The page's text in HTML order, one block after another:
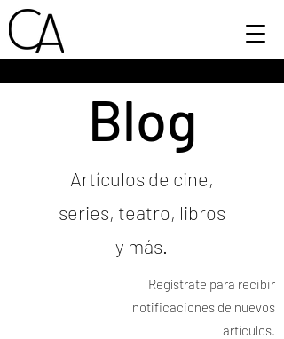
Blog
Artículos de cine,
series, teatro, libros
y más.
Regístrate para recibir
notificaciones de nuevos
artículos.